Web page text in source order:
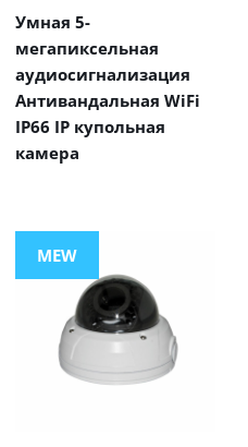
Умная 5-
мегапиксельная
аудиосигнализация
Антивандальная WiFi
IP66 IP купольная
камера
MEW